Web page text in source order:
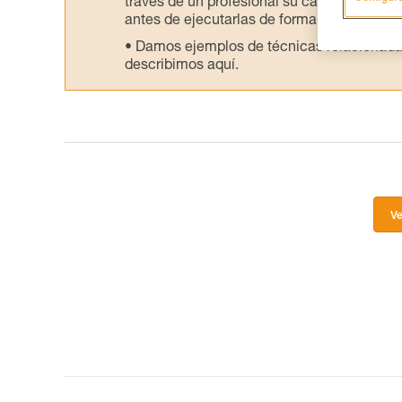
través de un profesional su capacidad
antes de ejecutarlas de forma autónoma.
Damos ejemplos de técnicas
describimos aquí.